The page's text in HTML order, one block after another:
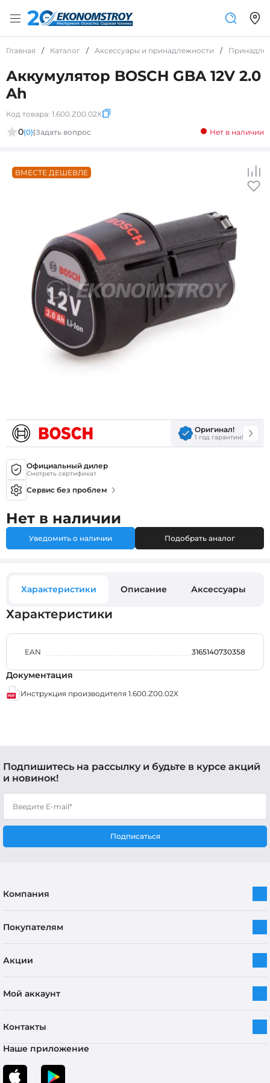
Главная / Каталог / Аксессуары и принадлежности /
Аккумулятор BOSCH GBA 12V 2.0
Ah
Код товара: 1.600.Z00.02X
0(0)|Задать вопрос Нет в наличии
ВМЕСТЕ ДЕШЕВЛЕ
Оригинал!
1 год гарантии!
Официальный дилер
Смотреть сертификат
Сервис без проблем
Нет в наличии
Уведомить о наличии Подобрать аналог
Характеристики Описание Аксессуары
Характеристики
EAN 3165140730358
Документация
Инструкция производителя 1.600.Z00.02X
Подпишитесь на рассылку и будьте в курсе акций
и новинок!
Подписаться
Компания
Покупателям
Акции
Мой аккаунт
Контакты
Наше приложение